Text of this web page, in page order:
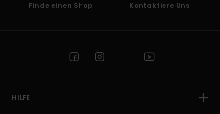
Finde einen Shop Kontaktiere Uns
HILFE